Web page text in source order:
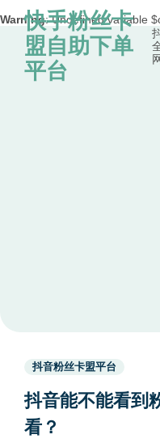
Warning: Undefined variable
Skip to content
快手粉丝卡
盟自助下单
平台
Used
before
category
names.
抖音粉丝卡盟平台
抖音能不能看到
看？